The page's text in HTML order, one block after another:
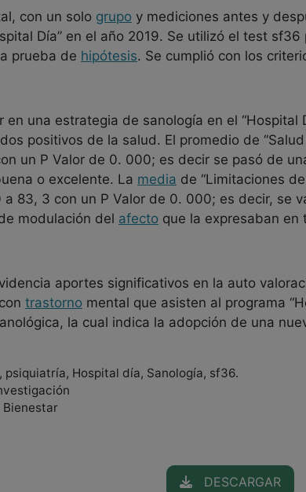
con un solo grupo y mediciones antes y
Día” en el año 2019. Se utilizó el test
prueba de hipótesis. Se cumplió con los
una estrategia de sanología en el “Hospital
positivos de la salud. El promedio de
un P Valor de 0. 000; es decir se pasó de
o excelente. La media de “Limitaciones
83, 3 con un P Valor de 0. 000; es decir, se
modulación del afecto que la expresaban en
aportes significativos en la auto
trastorno mental que asisten al programa
la cual indica la adopción de una
Hospital día, Sanología, sf36.
Bienestar
DESCARGAR